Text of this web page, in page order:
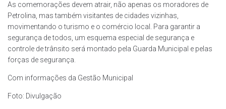
As comemorações devem atrair, não apenas os moradores de
Petrolina, mas também visitantes de cidades vizinhas,
movimentando o turismo e o comércio local. Para garantir a
segurança de todos, um esquema especial de segurança e
controle de trânsito será montado pela Guarda Municipal e pelas
forças de segurança.
Com informações da Gestão Municipal
Foto: Divulgação